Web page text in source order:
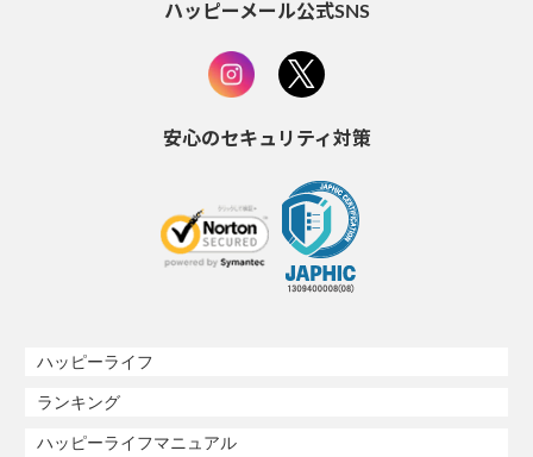
ハッピーメール公式SNS
安心のセキュリティ対策
ハッピーライフ
ランキング
ハッピーライフマニュアル